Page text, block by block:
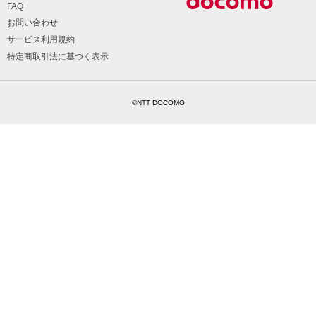
FAQ
お問い合わせ
サービス利用規約
特定商取引法に基づく表示
©NTT DOCOMO